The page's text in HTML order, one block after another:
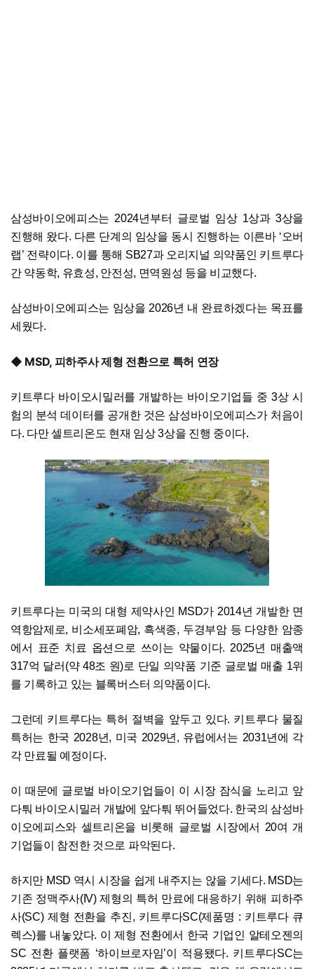
삼성바이오에피스는 2024년부터 글로벌 임상 1상과 3상을
진행해 왔다. 다른 단계의 임상을 동시 진행하는 이른바 ‘오버
랩’ 전략이다. 이를 통해 SB27과 오리지널 의약품인 키트루다
간 약동학, 유효성, 안전성, 면역원성 등을 비교했다.
삼성바이오에피스는 임상을 2026년 내 완료하겠다는 목표를
세웠다.
◆ MSD, 피하주사 제형 전환으로 특허 연장
키트루다 바이오시밀러를 개발하는 바이오기업들 중 3상 시
험의 분석 데이터를 공개한 것은 삼성바이오에피스가 처음이
다. 다만 셀트리온도 현재 임상 3상을 진행 중이다.
키트루다는 미국의 대형 제약사인 MSD가 2014년 개발한 면
역항암제로, 비소세포폐암, 흑색종, 두경부암 등 다양한 암종
에서 표준 치료 옵션으로 쓰이는 약물이다. 2025년 매출액
317억 달러(약 48조 원)로 단일 의약품 기준 글로벌 매출 1위
를 기록하고 있는 블록버스터 의약품이다.
그런데 키트루다는 특허 절벽을 앞두고 있다. 키트루다 물질
특허는 한국 2028년, 미국 2029년, 유럽에서는 2031년에 각
각 만료될 예정이다.
이 때문에 글로벌 바이오기업들이 이 시장 잠식을 노리고 앞
다퉈 바이오시밀러 개발에 앞다퉈 뛰어들었다. 한국의 삼성바
이오에피스와 셀트리온을 비롯해 글로벌 시장에서 20여 개
기업들이 참전한 것으로 파악된다.
하지만 MSD 역시 시장을 쉽게 내주지는 않을 기세다. MSD는
기존 정맥주사(IV) 제형의 특허 만료에 대응하기 위해 피하주
사(SC) 제형 전환을 추진, 키트루다SC(제품명 : 키트루다 큐
렉스)를 내놓았다. 이 제형 전환에서 한국 기업인 알테오젠의
SC 전환 플랫폼 ‘하이브로자임’이 적용됐다. 키트루다SC는